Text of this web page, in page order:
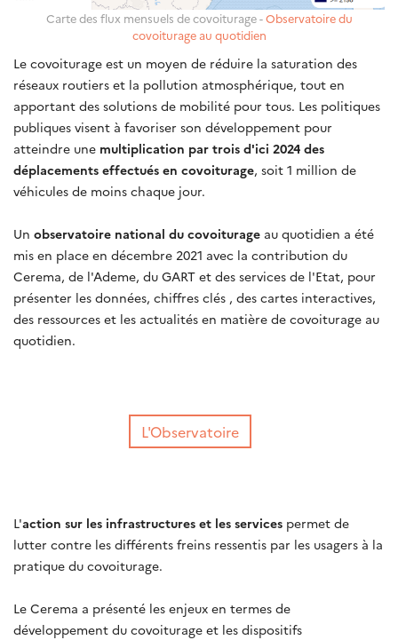
Carte des flux mensuels de covoiturage -Observatoire du
covoiturage au quotidien
Le covoiturage est un moyen de réduire la saturation des
réseaux routiers et la pollution atmosphérique, tout en
apportant des solutions de mobilité pour tous. Les politiques
publiques visent à favoriser son développement pour
atteindre une multiplication par trois d'ici 2024 des
déplacements effectués en covoiturage, soit 1 million de
véhicules de moins chaque jour.
Un observatoire national du covoiturage au quotidien a été
mis en place en décembre 2021 avec la contribution du
Cerema, de l'Ademe, du GART et des services de l'Etat, pour
présenter les données, chiffres clés , des cartes interactives,
des ressources et les actualités en matière de covoiturage au
quotidien.
L'Observatoire
L'action sur les infrastructures et les services permet de
lutter contre les différents freins ressentis par les usagers à la
pratique du covoiturage.
Le Cerema a présenté les enjeux en termes de
développement du covoiturage et les dispositifs